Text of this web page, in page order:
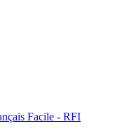
Facile - RFI